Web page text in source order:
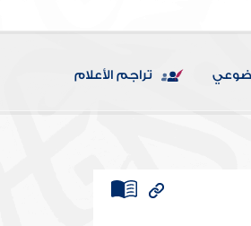
تراجم الأعلام